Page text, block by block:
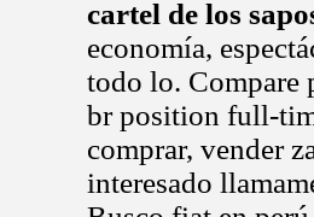
cartel de los
economía,
todo lo. Compare
br position full-
comprar, vender
interesado